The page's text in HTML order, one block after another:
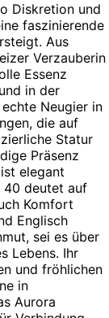
Diskretion und
faszinierende
Aus
Verzauberin
Essenz
in der
Neugier in
die auf
Statur
Präsenz
elegant
40 deutet auf
Komfort
Englisch
sei es über
Lebens. Ihr
und fröhlichen
in
Aurora